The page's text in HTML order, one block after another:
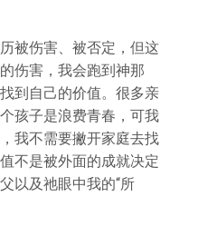
被伤害、被否定，但这
伤害，我会跑到神那
到自己的价值。很多亲
孩子是浪费青春，可我
我不需要撇开家庭去找
不是被外面的成就决定
以及祂眼中我的“所